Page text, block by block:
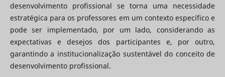
desenvolvimento profissional se torna uma necessidade
estratégica para os professores em um contexto específico e
pode ser implementado, por um lado, considerando as
expectativas e desejos dos participantes e, por outro,
garantindo a institucionalização sustentável do conceito de
desenvolvimento profissional.